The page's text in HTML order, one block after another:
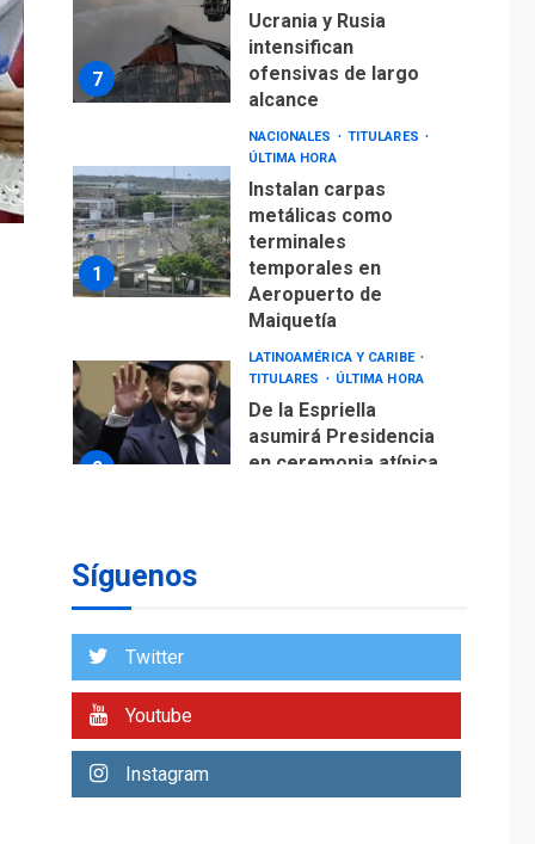
7
Ucrania y Rusia
intensifican
ofensivas de largo
alcance
1
NACIONALES
TITULARES
ÚLTIMA HORA
Instalan carpas
metálicas como
terminales
temporales en
Aeropuerto de
Maiquetía
2
LATINOAMÉRICA Y CARIBE
TITULARES
ÚLTIMA HORA
De la Espriella
asumirá Presidencia
en ceremonia atípica
3
de diálogo en
4
POLÍTICA
TITULARES
Gobierno y AN2015 en
diálogo
Síguenos
Twitter
Youtube
Instagram